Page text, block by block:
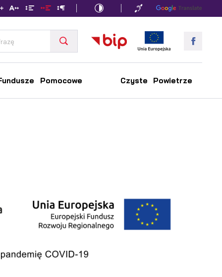
Pomocowe Czyste Powietrze